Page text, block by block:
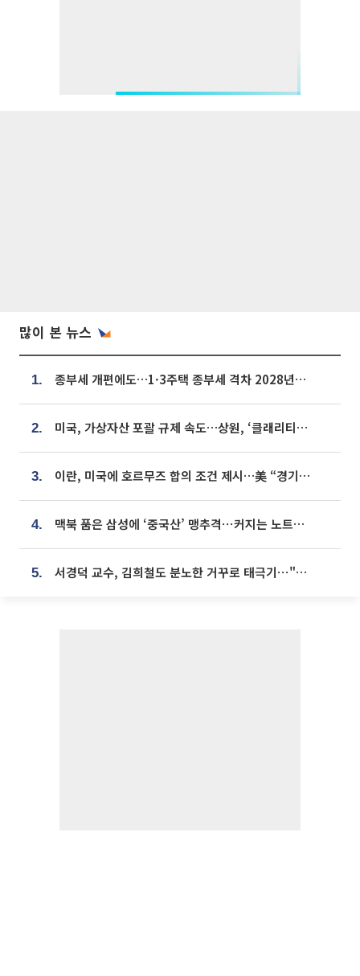
많이 본 뉴스
1. 종부세 개편에도…1·3주택 종부세 격차 2028년부터 확대
2. 미국, 가상자산 포괄 규제 속도…상원, ‘클래리티법’ 9월 절차투표 추진
3. 이란, 미국에 호르무즈 합의 조건 제시…美 “경기 아직 안 끝나” [종합]
4. 맥북 품은 삼성에 ‘중국산’ 맹추격⋯커지는 노트북 OLED 시장
5. 서경덕 교수, 김희철도 분노한 거꾸로 태극기⋯"엉터리는 아냐, 아쉬울 뿐"